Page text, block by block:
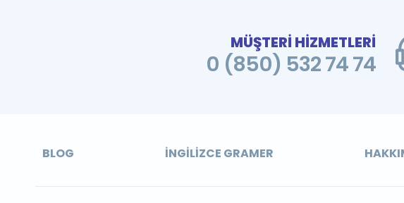
MÜŞTERİ HİZMETLERİ
0 (850) 532 74 74
BLOG İNGILIZCE GRAMER